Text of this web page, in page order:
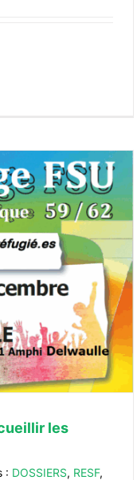
les
: DOSSIERS, RESF,